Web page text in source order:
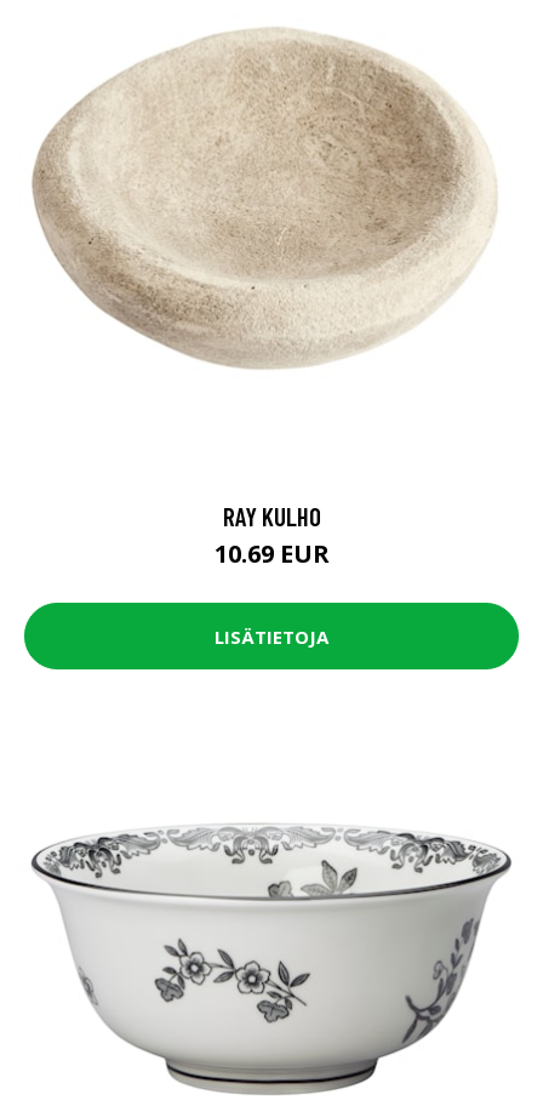
RAY KULHO
10.69 EUR
LISÄTIETOJA